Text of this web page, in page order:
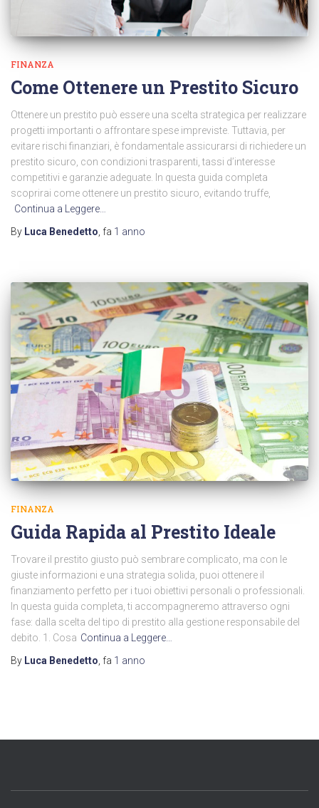
FINANZA
Come Ottenere un Prestito Sicuro
Ottenere un prestito può essere una scelta strategica per realizzare
progetti importanti o affrontare spese impreviste. Tuttavia, per
evitare rischi finanziari, è fondamentale assicurarsi di richiedere un
prestito sicuro, con condizioni trasparenti, tassi d’interesse
competitivi e garanzie adeguate. In questa guida completa
scoprirai come ottenere un prestito sicuro, evitando truffe,
Continua a Leggere…
By Luca Benedetto , fa 1 anno
FINANZA
Guida Rapida al Prestito Ideale
Trovare il prestito giusto può sembrare complicato, ma con le
giuste informazioni e una strategia solida, puoi ottenere il
finanziamento perfetto per i tuoi obiettivi personali o professionali.
In questa guida completa, ti accompagneremo attraverso ogni
fase: dalla scelta del tipo di prestito alla gestione responsabile del
debito. 1. Cosa Continua a Leggere…
By Luca Benedetto , fa 1 anno